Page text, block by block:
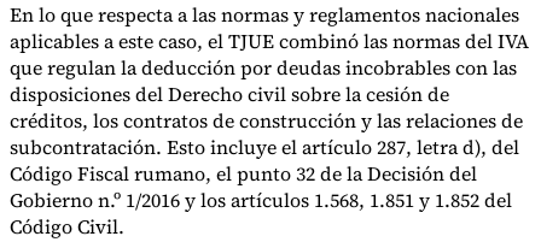
En lo que respecta a las normas y reglamentos nacionales
aplicables a este caso, el TJUE combinó las normas del IVA
que regulan la deducción por deudas incobrables con las
disposiciones del Derecho civil sobre la cesión de
créditos, los contratos de construcción y las relaciones de
subcontratación. Esto incluye el artículo 287, letra d), del
Código Fiscal rumano, el punto 32 de la Decisión del
Gobierno n.º 1/2016 y los artículos 1.568, 1.851 y 1.852 del
Código Civil.